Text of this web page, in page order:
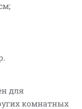
для
комнатных